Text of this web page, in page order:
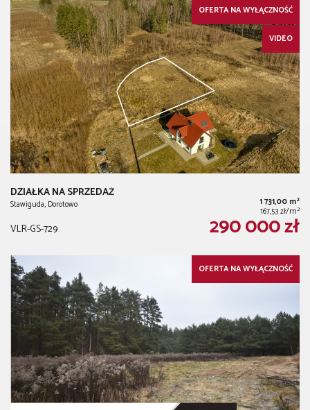
OFERTA NA WYŁĄCZNOŚĆ
VIDEO
DZIAŁKA NA SPRZEDAŻ
Stawiguda, Dorotowo 1 731,00 m2
167,53 zł/m2
VLR-GS-729 290 000 zł
OFERTA NA WYŁĄCZNOŚĆ